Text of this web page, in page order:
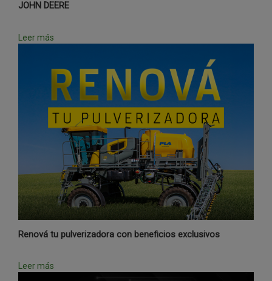
JOHN DEERE
Leer más
Renová tu pulverizadora con beneficios exclusivos
Leer más